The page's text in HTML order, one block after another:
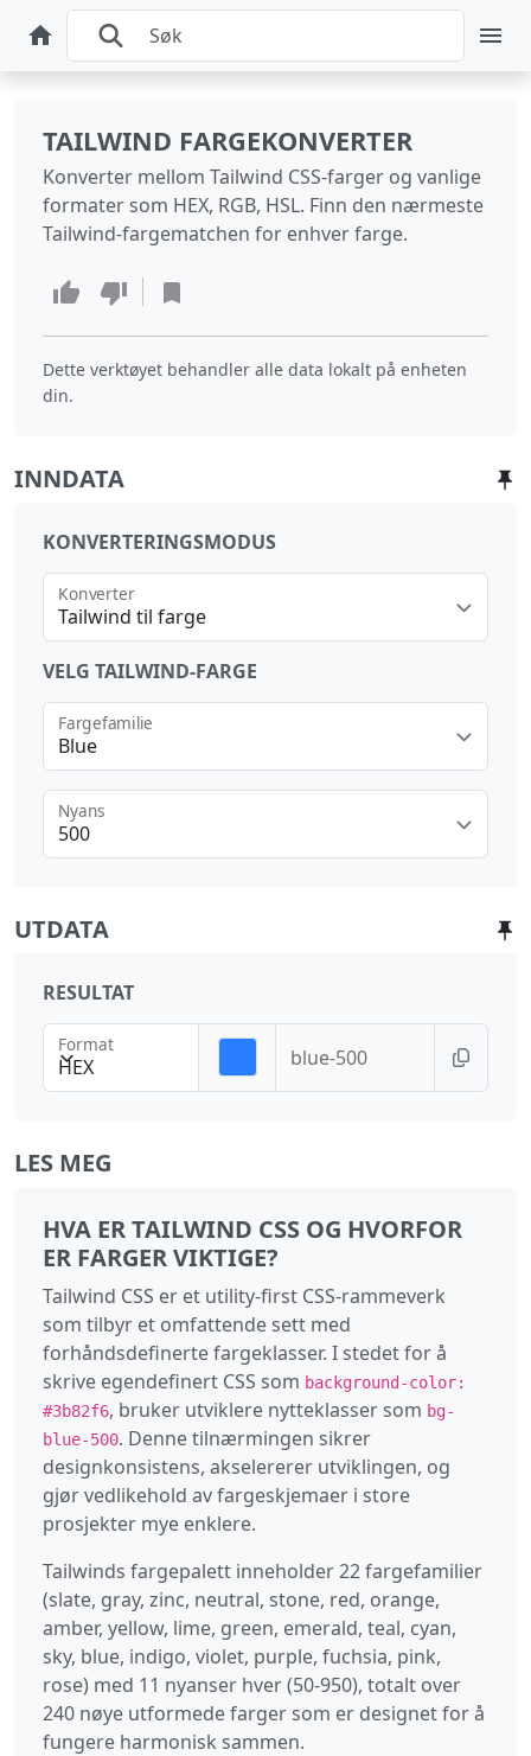
TAILWIND FARGEKONVERTER
Konverter mellom Tailwind CSS-farger og vanlige
formater som HEX, RGB, HSL. Finn den nærmeste
Tailwind-fargematchen for enhver farge.
Dette verktøyet behandler alle data lokalt på enheten
din.
INNDATA
KONVERTERINGSMODUS
Tailwind til farge
Konverter
VELG TAILWIND-FARGE
Blue
Fargefamilie
500
Nyans
UTDATA
RESULTAT
HEX
Format
blue-500
LES MEG
HVA ER TAILWIND CSS OG HVORFOR
ER FARGER VIKTIGE?
Tailwind CSS er et utility‑first CSS‑rammeverk
som tilbyr et omfattende sett med
forhåndsdefinerte fargeklasser. I stedet for å
skrive egendefinert CSS som background-color:
#3b82f6, bruker utviklere nytteklasser som bg-
blue-500. Denne tilnærmingen sikrer
designkonsistens, akselererer utviklingen, og
gjør vedlikehold av fargeskjemaer i store
prosjekter mye enklere.
Tailwinds fargepalett inneholder 22 fargefamilier
(slate, gray, zinc, neutral, stone, red, orange,
amber, yellow, lime, green, emerald, teal, cyan,
sky, blue, indigo, violet, purple, fuchsia, pink,
rose) med 11 nyanser hver (50‑950), totalt over
240 nøye utformede farger som er designet for å
fungere harmonisk sammen.